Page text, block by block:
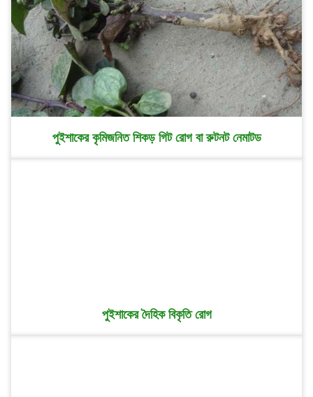
পুইশাকের কৃমিজনিত শিকড় গিট রোগ বা রুটনট নেমাটড
পুইশাকের দৈহিক বিকৃতি রোগ